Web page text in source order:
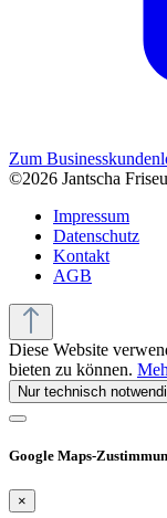
Zum
©2026 Jantscha
Impressum
Datenschutz
Kontakt
AGB
Diese Website
bieten zu können.
Nur technisch
Google Maps-
×